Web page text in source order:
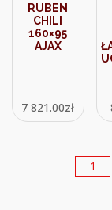
RUBEN
CHILI
160×95
AJAX
7 821.00zł
1